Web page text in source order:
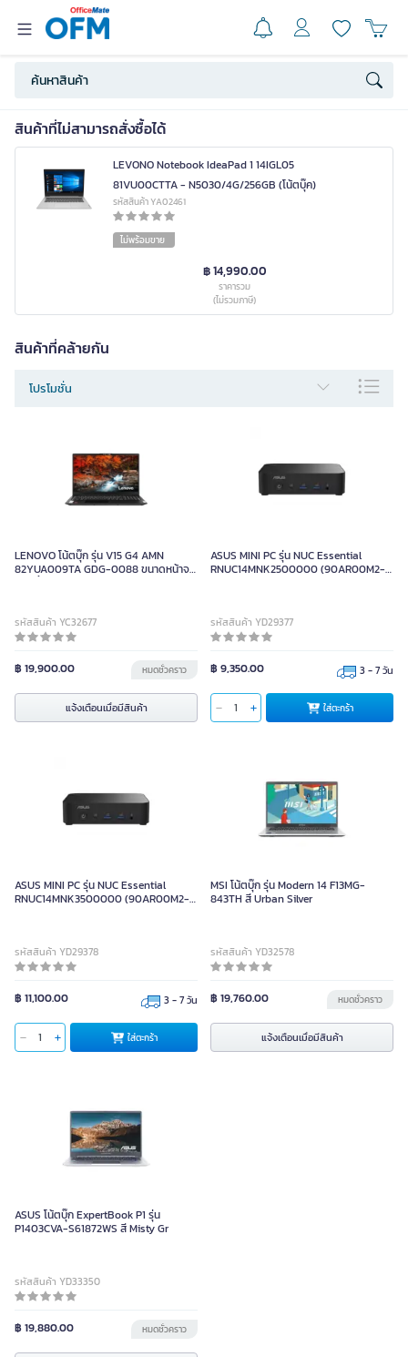
สินค้าที่ไม่สามารถสั่งซื้อได้
LEVONO Notebook IdeaPad 1 14IGL05
81VU00CTTA - N5030/4G/256GB (โน้ตบุ๊ค)
รหัสสินค้า YA02461
ไม่พร้อมขาย
฿ 14,990.00
ราคารวม
(ไม่รวมภาษี)
สินค้าที่คล้ายกัน
โปรโมชั่น
LENOVO โน้ตบุ๊ก รุ่น V15 G4 AMN
82YUA009TA GDG-0088 ขนาดหน้าจอ
รหัสสินค้า YC32677
฿ 19,900.00 หมดชั่วคราว
แจ้งเตือนเมื่อมีสินค้า
ASUS MINI PC รุ่น NUC Essential
RNUC14MNK2500000 (90AR00M2-
รหัสสินค้า YD29377
฿ 9,350.00 3 - 7 วัน
ใส่ตะกร้า
ASUS MINI PC รุ่น NUC Essential
RNUC14MNK3500000 (90AR00M2-
รหัสสินค้า YD29378
฿ 11,100.00 3 - 7 วัน
ใส่ตะกร้า
MSI โน้ตบุ๊ก รุ่น Modern 14 F13MG-
843TH สี Urban Silver
รหัสสินค้า YD32578
฿ 19,760.00 หมดชั่วคราว
แจ้งเตือนเมื่อมีสินค้า
ASUS โน้ตบุ๊ก ExpertBook P1 รุ่น
P1403CVA-S61872WS สี Misty Gr
รหัสสินค้า YD33350
฿ 19,880.00 หมดชั่วคราว